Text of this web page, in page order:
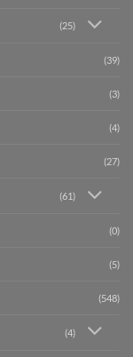
(25)
(39)
(3)
(4)
(27)
(61)
(0)
(5)
(548)
(4)